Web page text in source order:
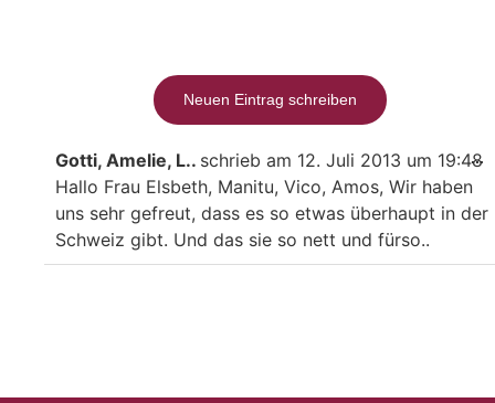
Gotti, Amelie, L.. schrieb am 12. Juli 2013 um 19:48
Hallo Frau Elsbeth, Manitu, Vico, Amos, Wir haben
uns sehr gefreut, dass es so etwas überhaupt in der
Schweiz gibt. Und das sie so nett und fürso..
...